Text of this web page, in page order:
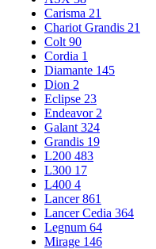
Carisma 21
Chariot Grandis 21
Colt 90
Cordia 1
Diamante 145
Dion 2
Eclipse 23
Endeavor 2
Galant 324
Grandis 19
L200 483
L300 17
L400 4
Lancer861
Lancer Cedia 364
Legnum 64
Mirage 146